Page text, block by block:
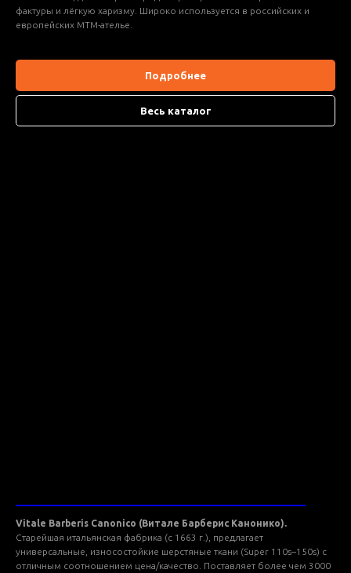
фактуры и лёгкую харизму. Широко используется в российских и
европейских MTM-ателье.
Подробнее
Весь каталог
Vitale Barberis Canonico (Витале Барберис Канонико).
Старейшая итальянская фабрика (с 1663 г.), предлагает
универсальные, износостойкие шерстяные ткани (Super 110s–150s) с
отличным соотношением цена/качество. Поставляет более чем 3000